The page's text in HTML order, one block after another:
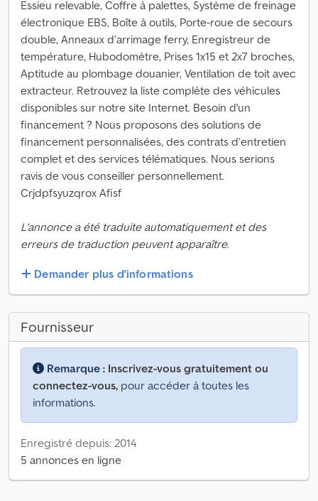
Essieu relevable, Coffre à palettes, Système de freinage
électronique EBS, Boîte à outils, Porte-roue de secours
double, Anneaux d’arrimage ferry, Enregistreur de
température, Hubodomètre, Prises 1x15 et 2x7 broches,
Aptitude au plombage douanier, Ventilation de toit avec
extracteur. Retrouvez la liste complète des véhicules
disponibles sur notre site Internet. Besoin d'un
financement ? Nous proposons des solutions de
financement personnalisées, des contrats d’entretien
complet et des services télématiques. Nous serions
ravis de vous conseiller personnellement.
Crjdpfsyuzqrox Afisf
L'annonce a été traduite automatiquement et des
erreurs de traduction peuvent apparaître.
Demander plus d'informations
Fournisseur
Remarque : Inscrivez-vous gratuitement ou
connectez-vous, pour accéder à toutes les
informations.
Enregistré depuis: 2014
5 annonces en ligne